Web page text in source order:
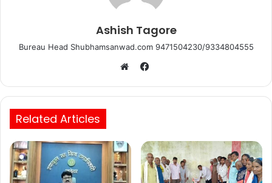
Ashish Tagore
Bureau Head Shubhamsanwad.com 9471504230/9334804555
Facebook
Related Articles